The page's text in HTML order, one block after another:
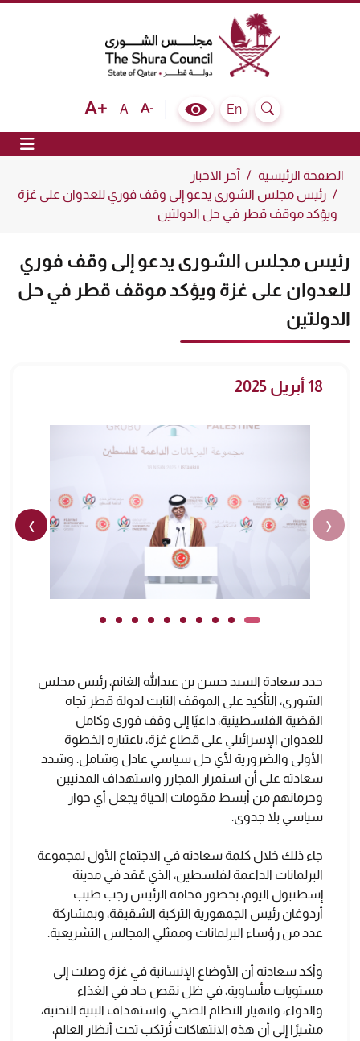
The Shura Council State of Qatar
Search
En
Colour Contrast Selector
Text size bigger
AText size normal
Text size smaller
الصفحة الرئيسية
آخر الاخبار
رئيس مجلس الشورى يدعو إلى وقف فوري للعدوان على غزة
ويؤكد موقف قطر في حل الدولتين
رئيس مجلس الشورى يدعو إلى وقف فوري
للعدوان على غزة ويؤكد موقف قطر في حل
الدولتين
18 أبريل 2025
‹
›
جدد سعادة السيد حسن بن عبدالله الغانم، رئيس مجلس
الشورى، التأكيد على الموقف الثابت لدولة قطر تجاه
القضية الفلسطينية، داعيًا إلى وقف فوري وكامل
للعدوان الإسرائيلي على قطاع غزة، باعتباره الخطوة
الأولى والضرورية لأي حل سياسي عادل وشامل. وشدد
سعادته على أن استمرار المجازر واستهداف المدنيين
وحرمانهم من أبسط مقومات الحياة يجعل أي حوار
سياسي بلا جدوى.
جاء ذلك خلال كلمة سعادته في الاجتماع الأول لمجموعة
البرلمانات الداعمة لفلسطين، الذي عُقد في مدينة
إسطنبول اليوم، بحضور فخامة الرئيس رجب طيب
أردوغان رئيس الجمهورية التركية الشقيقة، وبمشاركة
عدد من رؤساء البرلمانات وممثلي المجالس التشريعية.
وأكد سعادته أن الأوضاع الإنسانية في غزة وصلت إلى
مستويات مأساوية، في ظل نقص حاد في الغذاء
والدواء، وانهيار النظام الصحي، واستهداف البنية التحتية،
مشيرًا إلى أن هذه الانتهاكات تُرتكب تحت أنظار العالم،